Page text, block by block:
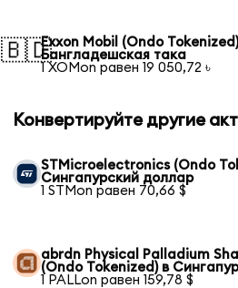
🇧🇩Exxon Mobil (Ondo
Бангладешская така
1 XOMon равен 19 050,72 ৳
Конвертируйте другие
STMicroelectronics (Ondo
Сингапурский доллар
1 STMon равен 70,66 $
abrdn Physical Palladium
(Ondo Tokenized) в
1 PALLon равен 159,78 $